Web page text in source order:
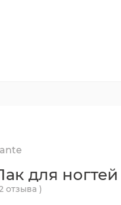
для
отзыва )